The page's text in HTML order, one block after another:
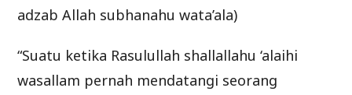
adzab Allah subhanahu wata’ala)
“Suatu ketika Rasulullah shallallahu ‘alaihi
wasallam pernah mendatangi seorang